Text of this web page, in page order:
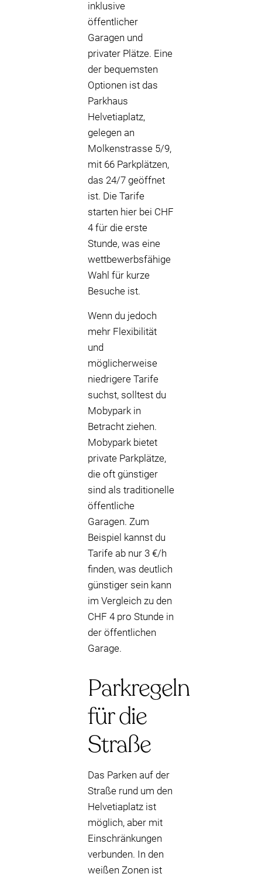
inklusive
öffentlicher
Garagen und
privater Plätze. Eine
der bequemsten
Optionen ist das
Parkhaus
Helvetiaplatz,
gelegen an
Molkenstrasse 5/9,
mit 66 Parkplätzen,
das 24/7 geöffnet
ist. Die Tarife
starten hier bei CHF
4 für die erste
Stunde, was eine
wettbewerbsfähige
Wahl für kurze
Besuche ist.
Wenn du jedoch
mehr Flexibilität
und
möglicherweise
niedrigere Tarife
suchst, solltest du
Mobypark in
Betracht ziehen.
Mobypark bietet
private Parkplätze,
die oft günstiger
sind als traditionelle
öffentliche
Garagen. Zum
Beispiel kannst du
Tarife ab nur 3 €/h
finden, was deutlich
günstiger sein kann
im Vergleich zu den
CHF 4 pro Stunde in
der öffentlichen
Garage.
Parkregeln
für die
Straße
Das Parken auf der
Straße rund um den
Helvetiaplatz ist
möglich, aber mit
Einschränkungen
verbunden. In den
weißen Zonen ist